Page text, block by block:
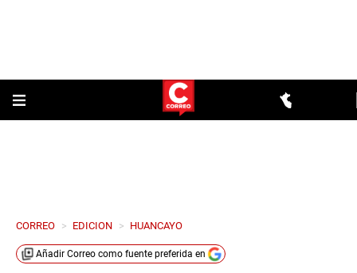
CORREO > EDICION > HUANCAYO
Añadir Correo como fuente preferida en